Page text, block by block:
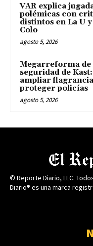
VAR explica
polémicas con
distintos en La U
Colo
agosto 5, 2026
Megarreforma de
seguridad de Kast:
ampliar
proteger policías
agosto 5, 2026
© Reporte Diario, LLC.
Diario® es una marca